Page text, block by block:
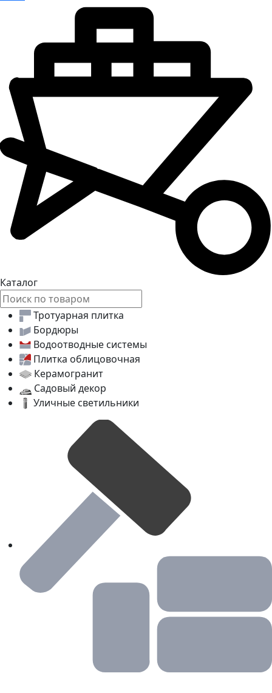
Каталог
Тротуарная плитка
Бордюры
Водоотводные системы
Плитка облицовочная
Керамогранит
Садовый декор
Уличные светильники